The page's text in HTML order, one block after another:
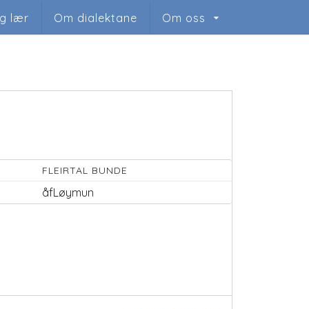
lær Om dialektane Om oss
FLEIRTAL BUNDE
åfLøymun